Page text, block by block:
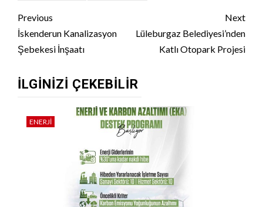
Continue
Reading
Previous
İskenderun Kanalizasyon
Şebekesi İnşaatı
Next
Lüleburgaz Belediyesi’nden
Katlı Otopark Projesi
İLGINIZI ÇEKEBILIR
ENERJI